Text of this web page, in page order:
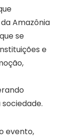
Amazônia
se
e
evento,